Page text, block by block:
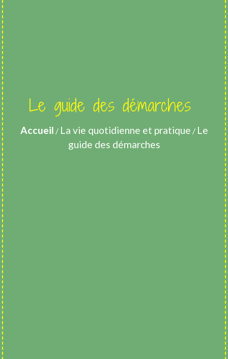
Le guide des démarches
Accueil / La vie quotidienne et pratique / Le
guide des démarches